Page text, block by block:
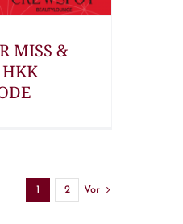
MISS &
HKK
1 2 Vor